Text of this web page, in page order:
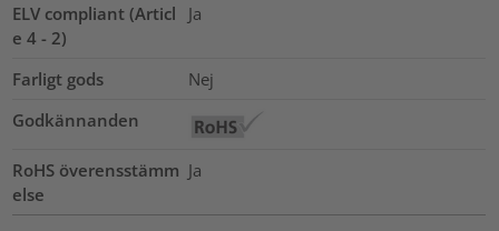
ELV compliant (Articl
e 4 - 2)
Ja
Farligt gods
Nej
Godkännanden
RoHS överensstämm
else
Ja